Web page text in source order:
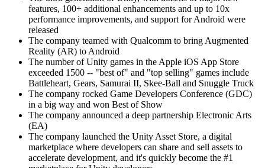
features, 100+ additional enhancements and up to 10x
performance improvements, and support for Android were
released
The company teamed with Qualcomm to bring Augmented
Reality (AR) to Android
The number of Unity games in the Apple iOS App Store
exceeded 1500 -- "best of" and "top selling" games include
Battleheart, Gears, Samurai II, Skee-Ball and Snuggle Truck
The company rocked Game Developers Conference (GDC)
in a big way and won Best of Show
The company announced a deep partnership Electronic Arts
(EA)
The company launched the Unity Asset Store, a digital
marketplace where developers can share and sell assets to
accelerate development, and it's quickly become the #1